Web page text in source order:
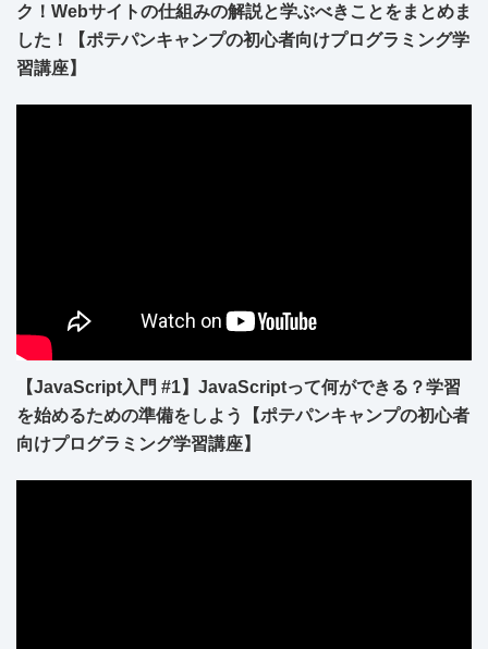
ク！Webサイトの仕組みの解説と学ぶべきことをまとめま
した！【ポテパンキャンプの初心者向けプログラミング学
習講座】
【JavaScript入門 #1】JavaScriptって何ができる？学習
を始めるための準備をしよう【ポテパンキャンプの初心者
向けプログラミング学習講座】